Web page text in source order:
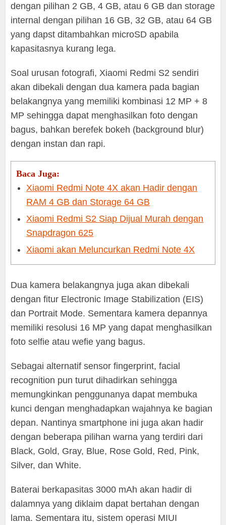
dengan pilihan 2 GB, 4 GB, atau 6 GB dan storage
internal dengan pilihan 16 GB, 32 GB, atau 64 GB
yang dapst ditambahkan microSD apabila
kapasitasnya kurang lega.
Soal urusan fotografi, Xiaomi Redmi S2 sendiri
akan dibekali dengan dua kamera pada bagian
belakangnya yang memiliki kombinasi 12 MP + 8
MP sehingga dapat menghasilkan foto dengan
bagus, bahkan berefek bokeh (background blur)
dengan instan dan rapi.
Baca Juga:
Xiaomi Redmi Note 4X akan Hadir dengan
RAM 4 GB dan Storage 64 GB
Xiaomi Redmi S2 Siap Dijual Murah dengan
Snapdragon 625
Xiaomi akan Meluncurkan Redmi Note 4X
Dua kamera belakangnya juga akan dibekali
dengan fitur Electronic Image Stabilization (EIS)
dan Portrait Mode. Sementara kamera depannya
memiliki resolusi 16 MP yang dapat menghasilkan
foto selfie atau wefie yang bagus.
Sebagai alternatif sensor fingerprint, facial
recognition pun turut dihadirkan sehingga
memungkinkan penggunanya dapat membuka
kunci dengan menghadapkan wajahnya ke bagian
depan. Nantinya smartphone ini juga akan hadir
dengan beberapa pilihan warna yang terdiri dari
Black, Gold, Gray, Blue, Rose Gold, Red, Pink,
Silver, dan White.
Baterai berkapasitas 3000 mAh akan hadir di
dalamnya yang diklaim dapat bertahan dengan
lama. Sementara itu, sistem operasi MIUI